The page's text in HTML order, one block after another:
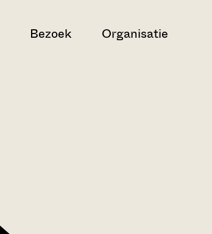
Bezoek Organisatie